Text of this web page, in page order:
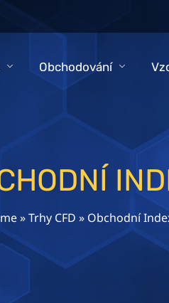
Obchodování
»Trhy CFD » Obchodní